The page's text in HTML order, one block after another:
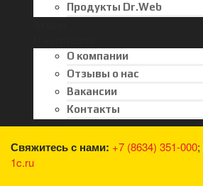
Продукты Dr.Web
О компании
Отзывы о нас
Вакансии
Контакты
Свяжитесь с нами: +7 (8634) 351-000;
1c.ru